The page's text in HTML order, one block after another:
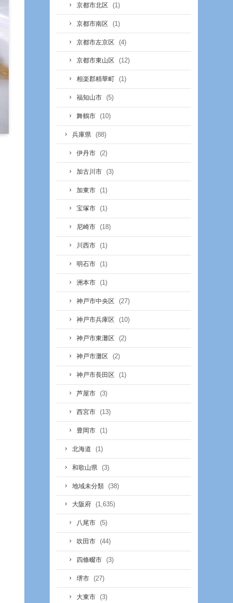
京都市北区 (1)
京都市南区 (1)
京都市左京区 (4)
京都市東山区 (12)
相楽郡精華町 (1)
福知山市 (5)
舞鶴市 (10)
兵庫県 (88)
伊丹市 (2)
加古川市 (3)
加東市 (1)
宝塚市 (1)
尼崎市 (18)
川西市 (1)
明石市 (1)
洲本市 (1)
神戸市中央区 (27)
神戸市兵庫区 (10)
神戸市東灘区 (2)
神戸市灘区 (2)
神戸市長田区 (1)
芦屋市 (3)
西宮市 (13)
豊岡市 (1)
北海道 (1)
和歌山県 (3)
地域未分類 (38)
大阪府 (1,635)
八尾市 (5)
吹田市 (44)
四條畷市 (3)
堺市 (27)
大東市 (3)